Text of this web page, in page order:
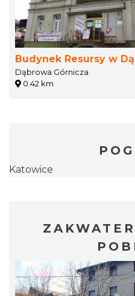
Budynek Resursy w
Dąbrowa Górnicza
0.42 km
Katowice